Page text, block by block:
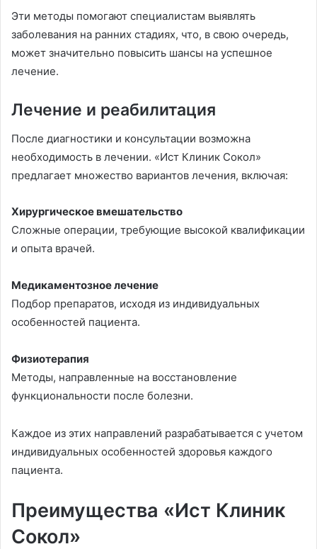
Эти методы помогают специалистам выявлять
заболевания на ранних стадиях, что, в свою очередь,
может значительно повысить шансы на успешное
лечение.
Лечение и реабилитация
После диагностики и консультации возможна
необходимость в лечении. «Ист Клиник Сокол»
предлагает множество вариантов лечения, включая:
Хирургическое вмешательство
Сложные операции, требующие высокой квалификации
и опыта врачей.
Медикаментозное лечение
Подбор препаратов, исходя из индивидуальных
особенностей пациента.
Физиотерапия
Методы, направленные на восстановление
функциональности после болезни.
Каждое из этих направлений разрабатывается с учетом
индивидуальных особенностей здоровья каждого
пациента.
Преимущества «Ист Клиник
Сокол»